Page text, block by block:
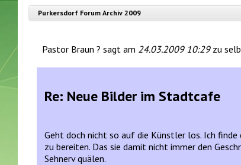
Purkersdorf Forum Archiv 2009
Pastor Braun ? sagt am 24.03.2009 10:29zu
Re: Neue Bilder im Stadtcafe
Geht doch nicht so auf die Künstler los. Ich finde
zu bereiten. Das sie damit nicht immer den
Sehnerv quälen.